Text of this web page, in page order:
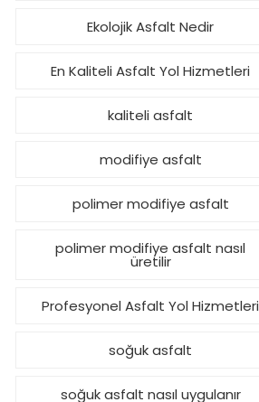
Ekolojik Asfalt Nedir
En Kaliteli Asfalt Yol Hizmetleri
kaliteli asfalt
modifiye asfalt
polimer modifiye asfalt
polimer modifiye asfalt nasıl
üretilir
Profesyonel Asfalt Yol Hizmetleri
soğuk asfalt
soğuk asfalt nasıl uygulanır